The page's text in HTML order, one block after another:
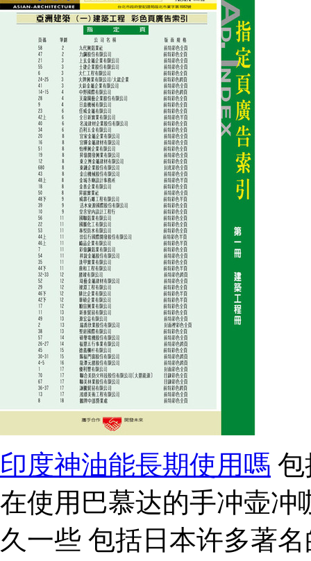
印度神油能長期使用嗎 包
在使用巴慕达的手冲壶冲
久一些 包括日本许多著